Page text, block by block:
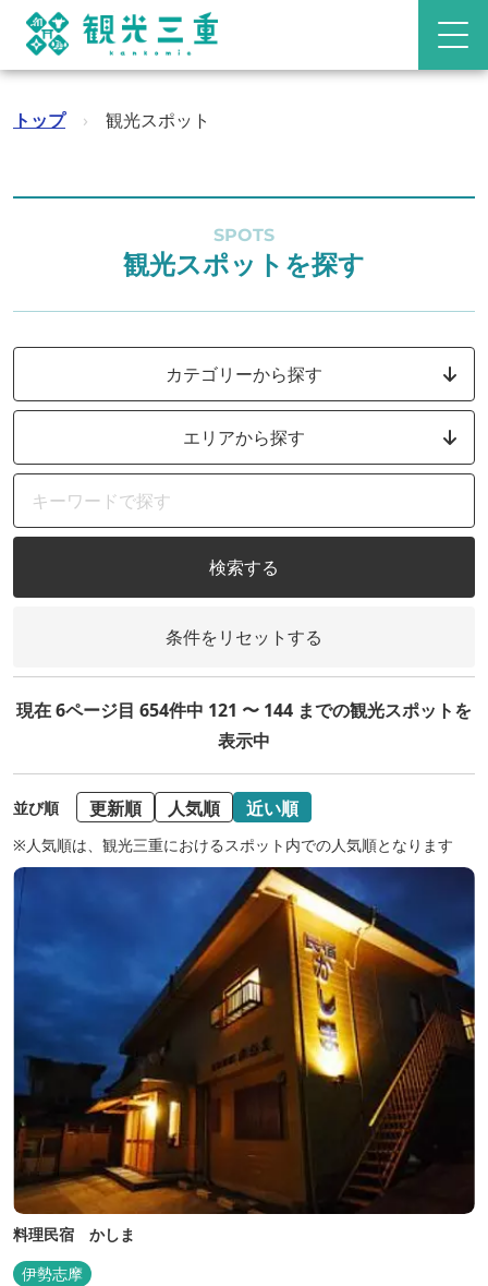
トップ › 観光スポット
SPOTS
観光スポットを探す
カテゴリーから探す
エリアから探す
検索する
条件をリセットする
現在 6ページ目 654件中 121 〜 144 までの観光スポットを
表示中
並び順 更新順 人気順 近い順
※人気順は、観光三重におけるスポット内での人気順となります
料理民宿 かしま
伊勢志摩